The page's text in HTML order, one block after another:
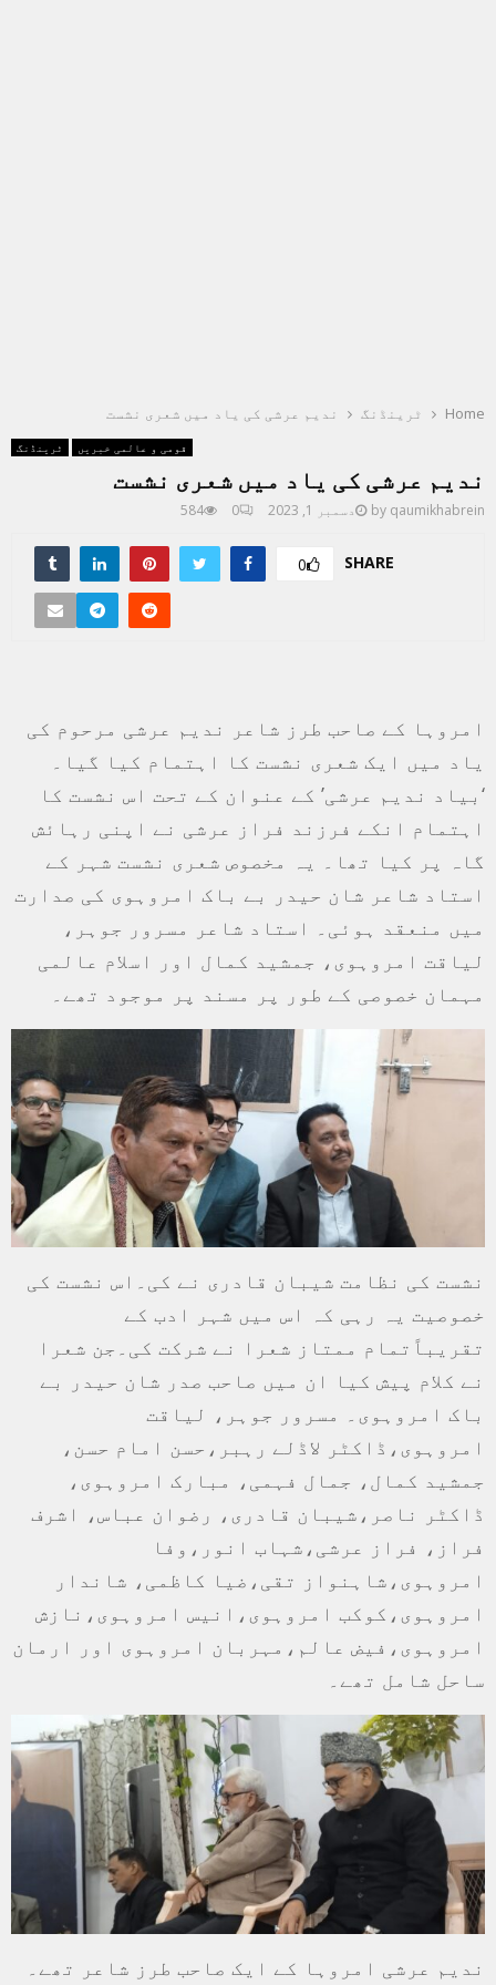
Home ٹرینڈنگ ندیم عرشی کی یاد میں شعری نشست
ٹرینڈنگ قومی و عالمی خبریں
ندیم عرشی کی یاد میں شعری نشست
by qaumikhabrein دسمبر 1, 2023 0
584
SHARE
0
امروہا کے صاحب طرز شاعر ندیم عرشی مرحوم کی
یاد میں ایک شعری نشست کا اہتمام کیا گیا۔
‘بیاد ندیم عرشی’ کے عنوان کے تحت اس نشست کا
اہتمام انکے فرزند فراز عرشی نے اپنی رہائش
گاہ پر کیا تھا۔ یہ مخصوص شعری نشست شہر کے
استاد شاعر شان حیدر بے باک امروہوی کی صدارت
میں منعقد ہوئی۔ استاد شاعر مسرور جوہر،
لیاقت امروہوی، جمشید کمال اور اسلام عالمی
مہمان خصوصی کے طور پر مسند پر موجود تھے۔
نشست کی نظامت شیبان قادری نے کی۔اس نشست کی
خصوصیت یہ رہی کہ اس میں شہر ادب کے
تقریباًتمام ممتاز شعرا نے شرکت کی۔جن شعرا
نے کلام پیش کیا ان میں صاحب صدر شان حیدر بے
باک امروہوی۔ مسرور جوہر، لیاقت
امروہوی،ڈاکٹر لاڈلے رہبر،حسن امام حسن،
جمشید کمال، جمال فہمی، مبارک امروہوی،
ڈاکٹر ناصر،شیبان قادری، رضوان عباس، اشرف
فراز، فراز عرشی،شہاب انور،وفا
امروہوی،شاہنواز تقی،ضیا کاظمی، شاندار
امروہوی،کوکب امروہوی،انیس امروہوی،نازش
امروہوی،فیض عالم،مہربان امروہوی اور ارمان
ساحل شامل تھے۔
ندیم عرشی امروہا کے ایک صاحب طرز شاعر تھے۔